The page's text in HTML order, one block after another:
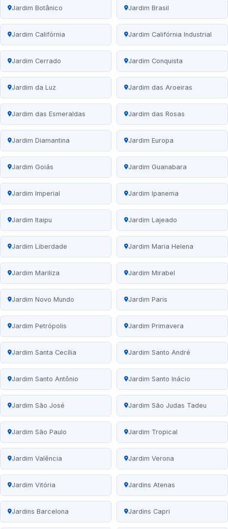
Jardim Botânico Jardim Brasil
Jardim Califórnia Jardim Califórnia Industrial
Jardim Cerrado Jardim Conquista
Jardim da Luz Jardim das Aroeiras
Jardim das Esmeraldas Jardim das Rosas
Jardim Diamantina Jardim Europa
Jardim Goiás Jardim Guanabara
Jardim Imperial Jardim Ipanema
Jardim Itaipu Jardim Lajeado
Jardim Liberdade Jardim Maria Helena
Jardim Mariliza Jardim Mirabel
Jardim Novo Mundo Jardim Paris
Jardim Petrópolis Jardim Primavera
Jardim Santa Cecília Jardim Santo André
Jardim Santo Antônio Jardim Santo Inácio
Jardim São José Jardim São Judas Tadeu
Jardim São Paulo Jardim Tropical
Jardim Valência Jardim Verona
Jardim Vitória Jardins Atenas
Jardins Barcelona Jardins Capri